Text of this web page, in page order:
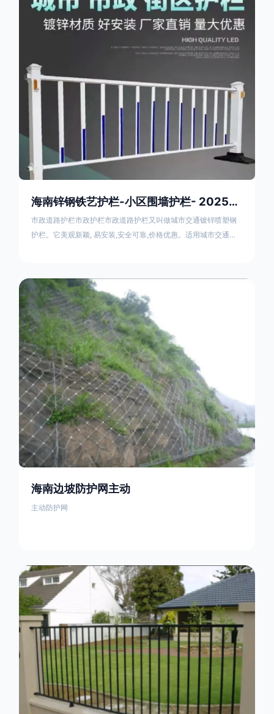
构，网片两侧各有一根加固的纵向钢丝（双边丝），用于与立柱
连接固定。其表面通常采用镀锌、喷塑或浸塑处理，以增强耐腐
海南锌钢铁艺护栏-小区围墙护栏- 2025年17631598285新报价
市政道路护栏市政护栏市政道路护栏又叫做城市交通镀锌喷塑钢
护栏。它美观新颖, 易安装,安全可靠,价格优惠。适用城市交通要
隔离栏，市政道路隔离护栏，人行道路护栏，机动与非机动隔离
护栏、道路中心隔离护栏、带广告牌道路隔离护栏、河道安全护
栏、草坪花坛护栏等市政道路隔离护栏规格齐全、品种多，可以
任
海南边坡防护网主动
主动防护网